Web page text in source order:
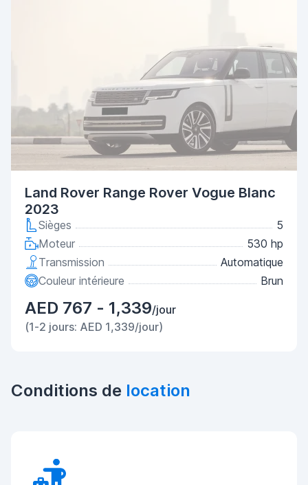
Land Rover Range Rover Vogue Blanc
2023
Sièges
5
Moteur
530 hp
Transmission
Automatique
Couleur intérieure
Brun
AED 767 - 1,339/jour
(1-2 jours: AED 1,339/jour)
Conditions de location